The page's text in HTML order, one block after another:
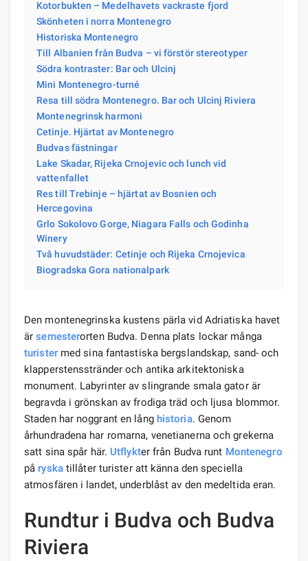
Kotorbukten – Medelhavets vackraste fjord
Skönheten i norra Montenegro
Historiska Montenegro
Till Albanien från Budva – vi förstör stereotyper
Södra kontraster: Bar och Ulcinj
Mini Montenegro-turné
Resa till södra Montenegro. Bar och Ulcinj Riviera
Montenegrinsk harmoni
Cetinje. Hjärtat av Montenegro
Budvas fästningar
Lake Skadar, Rijeka Crnojevic och lunch vid
vattenfallet
Res till Trebinje – hjärtat av Bosnien och
Hercegovina
Grlo Sokolovo Gorge, Niagara Falls och Godinha
Winery
Två huvudstäder: Cetinje och Rijeka Crnojevica
Biogradska Gora nationalpark
Den montenegrinska kustens pärla vid Adriatiska havet
ärsemesterorten Budva. Denna plats lockar många
turistermed sina fantastiska bergslandskap, sand- och
klapperstensstränder och antika arkitektoniska
monument. Labyrinter av slingrande smala gator är
begravda i grönskan av frodiga träd och ljusa blommor.
Staden har noggrant en lång historia. Genom
århundradena har romarna, venetianerna och grekerna
satt sina spår här. Utflykter från Budva runt Montenegro
på ryskatillåter turister att känna den speciella
atmosfären i landet, underblåst av den medeltida eran.
Rundtur i Budva och Budva
Riviera